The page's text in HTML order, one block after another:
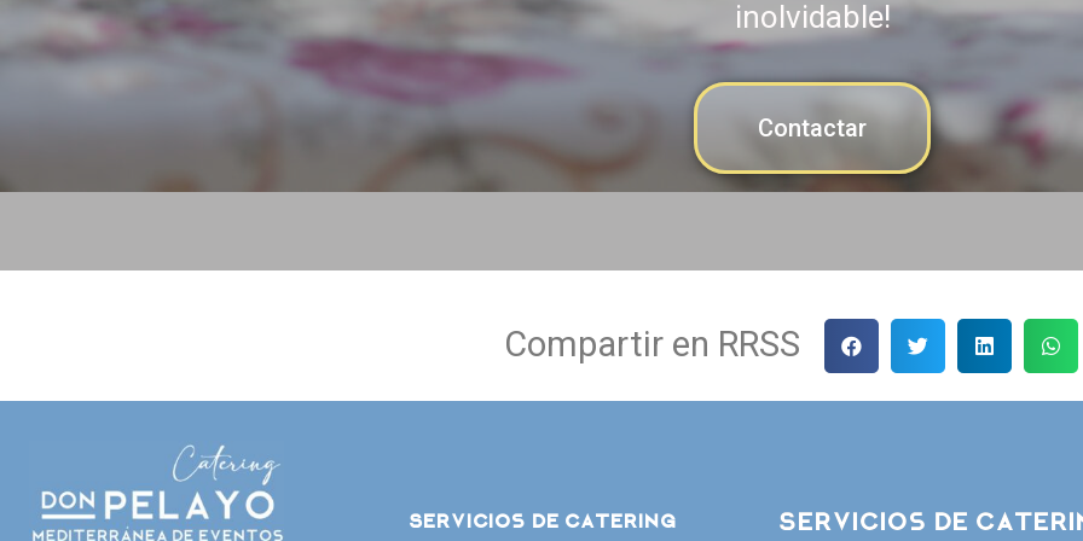
inolvidable!
Contactar
Compartir en RRSS
Servicios de catering Servicios de